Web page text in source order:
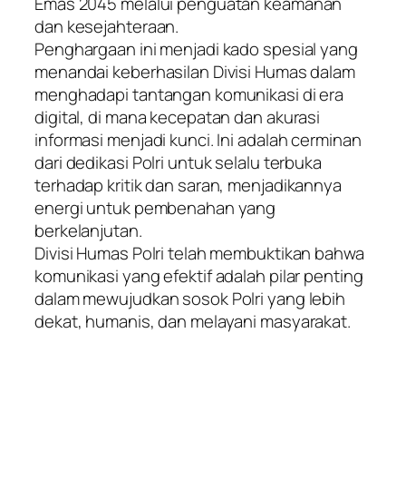
dan kesejahteraan.
Penghargaan ini menjadi kado spesial yang
menandai keberhasilan Divisi Humas dalam
menghadapi tantangan komunikasi di era
digital, di mana kecepatan dan akurasi
informasi menjadi kunci. Ini adalah cerminan
dari dedikasi Polri untuk selalu terbuka
terhadap kritik dan saran, menjadikannya
energi untuk pembenahan yang
berkelanjutan.
Divisi Humas Polri telah membuktikan bahwa
komunikasi yang efektif adalah pilar penting
dalam mewujudkan sosok Polri yang lebih
dekat, humanis, dan melayani masyarakat.